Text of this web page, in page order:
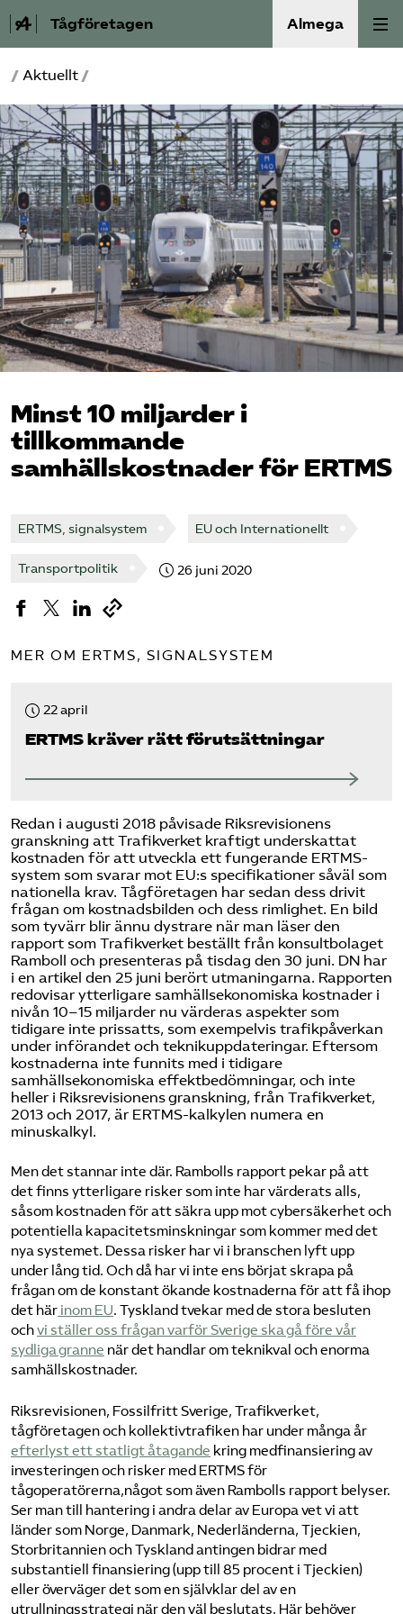
Tågföretagen Almega
Aktuellt
Reformagenda för järnvägen
Våra frågor
Aktiviteter
Om oss
Kontakt
Mina sidor (almega.se)
Bli medlem
Sök på tagforetagen.se
/ Aktuellt /
Minst 10 miljarder i
tillkommande
samhällskostnader för ERTMS
ERTMS, signalsystem EU och Internationellt
Transportpolitik 26 juni 2020
MER OM ERTMS, SIGNALSYSTEM
22 april
ERTMS kräver rätt förutsättningar
Redan i augusti 2018 påvisade Riksrevisionens
granskning att Trafikverket kraftigt underskattat
kostnaden för att utveckla ett fungerande ERTMS-
system som svarar mot EU:s specifikationer såväl som
nationella krav. Tågföretagen har sedan dess drivit
frågan om kostnadsbilden och dess rimlighet. En bild
som tyvärr blir ännu dystrare när man läser den
rapport som Trafikverket beställt från konsultbolaget
Ramboll och presenteras på tisdag den 30 juni. DN har
i en artikel den 25 juni berört utmaningarna. Rapporten
redovisar ytterligare samhällsekonomiska kostnader i
nivån 10–15 miljarder nu värderas aspekter som
tidigare inte prissatts, som exempelvis trafikpåverkan
under införandet och teknikuppdateringar. Eftersom
kostnaderna inte funnits med i tidigare
samhällsekonomiska effektbedömningar, och inte
heller i Riksrevisionens granskning, från Trafikverket,
2013 och 2017, är ERTMS-kalkylen numera en
minuskalkyl.
Men det stannar inte där. Rambolls rapport pekar på att
det finns ytterligare risker som inte har värderats alls,
såsom kostnaden för att säkra upp mot cybersäkerhet och
potentiella kapacitetsminskningar som kommer med det
nya systemet. Dessa risker har vi i branschen lyft upp
under lång tid. Och då har vi inte ens börjat skrapa på
frågan om de konstant ökande kostnaderna för att få ihop
det här inom EU. Tyskland tvekar med de stora besluten
ochvi ställer oss frågan varför Sverige ska gå före vår
sydliga granne när det handlar om teknikval och enorma
samhällskostnader.
Riksrevisionen, Fossilfritt Sverige, Trafikverket,
tågföretagen och kollektivtrafiken har under många år
efterlyst ett statligt åtagande kring medfinansiering av
investeringen och risker med ERTMS för
tågoperatörerna,något som även Rambolls rapport belyser.
Ser man till hantering i andra delar av Europa vet vi att
länder som Norge, Danmark, Nederländerna, Tjeckien,
Storbritannien och Tyskland antingen bidrar med
substantiell finansiering (upp till 85 procent i Tjeckien)
eller överväger det som en självklar del av en
utrullningsstrategi när den väl beslutats. Här behöver